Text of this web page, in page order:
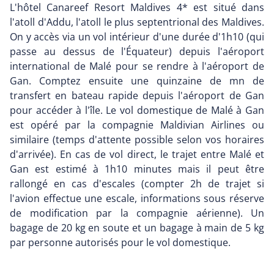
L'hôtel Canareef Resort Maldives 4* est situé dans
l'atoll d'Addu, l'atoll le plus septentrional des Maldives.
On y accès via un vol intérieur d'une durée d'1h10 (qui
passe au dessus de l'Équateur) depuis l'aéroport
international de Malé pour se rendre à l'aéroport de
Gan. Comptez ensuite une quinzaine de mn de
transfert en bateau rapide depuis l'aéroport de Gan
pour accéder à l'île. Le vol domestique de Malé à Gan
est opéré par la compagnie Maldivian Airlines ou
similaire (temps d'attente possible selon vos horaires
d'arrivée). En cas de vol direct, le trajet entre Malé et
Gan est estimé à 1h10 minutes mais il peut être
rallongé en cas d'escales (compter 2h de trajet si
l'avion effectue une escale, informations sous réserve
de modification par la compagnie aérienne). Un
bagage de 20 kg en soute et un bagage à main de 5 kg
par personne autorisés pour le vol domestique.